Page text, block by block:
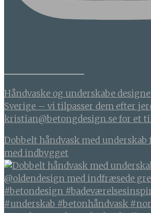
Håndvaske og underskabe
Sverige – vi tilpasser dem efter
kristian@betongdesign.se for et
Dobbelt håndvask med underskab
med indbygget